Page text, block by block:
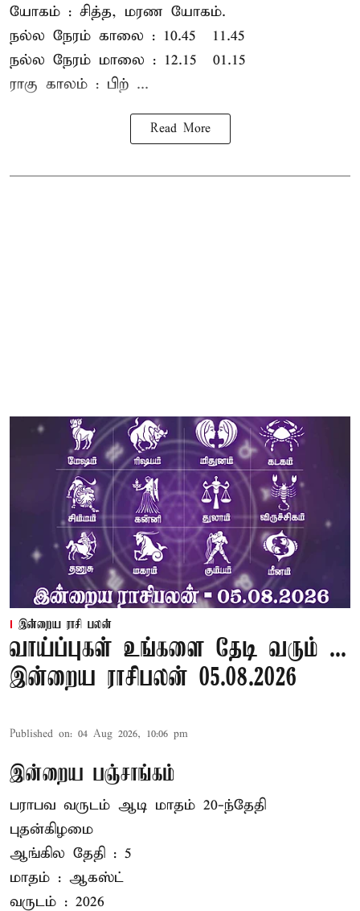
யோகம் : சித்த, மரண யோகம்.
நல்ல நேரம் காலை : 10.45 – 11.45
நல்ல நேரம் மாலை : 12.15 – 01.15
ராகு காலம் : பிற் ...
Read More
இன்றைய ராசி பலன்
வாய்ப்புகள் உங்களை தேடி வரும் ...
இன்றைய ராசிபலன் 05.08.2026
Published on: 04 Aug 2026, 10:06 pm
இன்றைய பஞ்சாங்கம்
பராபவ வருடம் ஆடி மாதம் 20-ந்தேதி
புதன்கிழமை
ஆங்கில தேதி : 5
மாதம் : ஆகஸ்ட்
வருடம் : 2026